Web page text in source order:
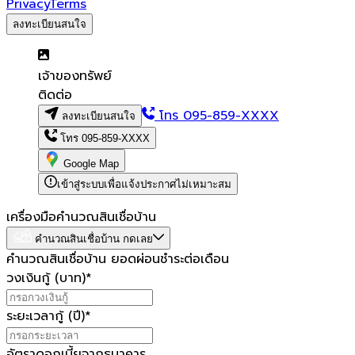
PrivacyTerms
ลงทะเบียนสนใจ
เจ้าของทรัพย์
ติดต่อ
ลงทะเบียนสนใจ โทร095-859-XXXX
โทร 095-859-XXXX
Google Map
เข้าสู่ระบบเพื่อแจ้งประกาศไม่เหมาะสม
เครื่องมือคำนวณสินเชื่อบ้าน
คำนวณสินเชื่อบ้าน กดเลย
คำนวณสินเชื่อบ้าน ยอดผ่อนชำระต่อเดือน
วงเงินกู้ (บาท)*
ระยะเวลากู้ (ปี)*